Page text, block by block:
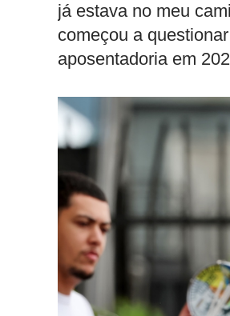
já estava no meu
começou a
aposentadoria em